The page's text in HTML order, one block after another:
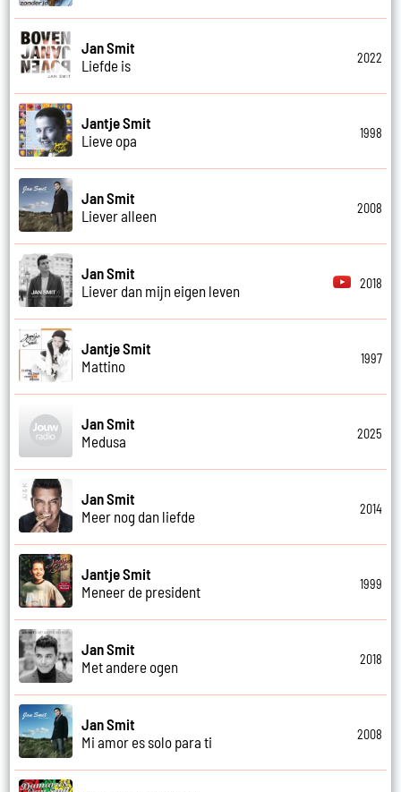
Jan Smit
Liefde is
2022
Jantje Smit
Lieve opa
1998
Jan Smit
Liever alleen
2008
Jan Smit
Liever dan mijn eigen leven
2018
Jantje Smit
Mattino
1997
Jan Smit
Medusa
2025
Jan Smit
Meer nog dan liefde
2014
Jantje Smit
Meneer de president
1999
Jan Smit
Met andere ogen
2018
Jan Smit
Mi amor es solo para ti
2008